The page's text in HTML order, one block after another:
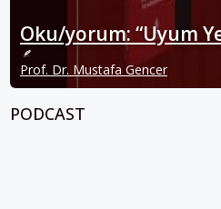
Oku/yorum: “Uyum
Prof. Dr. Mustafa Gencer
PODCAST